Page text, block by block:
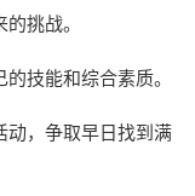
挑战。
技能和综合素质。
动，争取早日找到满